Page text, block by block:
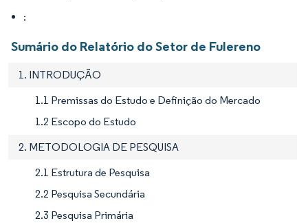
:
Sumário do Relatório do Setor de Fulereno
1. INTRODUÇÃO
1.1 Premissas do Estudo e Definição do Mercado
1.2 Escopo do Estudo
2. METODOLOGIA DE PESQUISA
2.1 Estrutura de Pesquisa
2.2 Pesquisa Secundária
2.3 Pesquisa Primária